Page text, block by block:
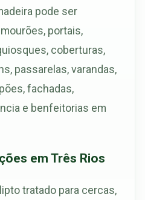
pode ser
portais,
coberturas,
passarelas, varandas,
fachadas,
e benfeitorias em
em Três Rios
tratado para cercas,